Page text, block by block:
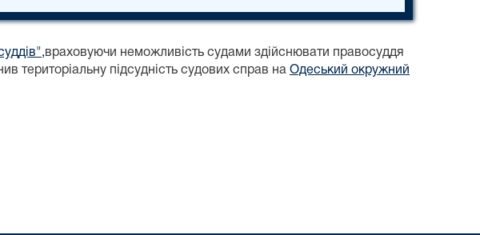
враховуючи неможливість судами здійснювати правосуддя
територіальну підсудність судових справ на Одеський окружний